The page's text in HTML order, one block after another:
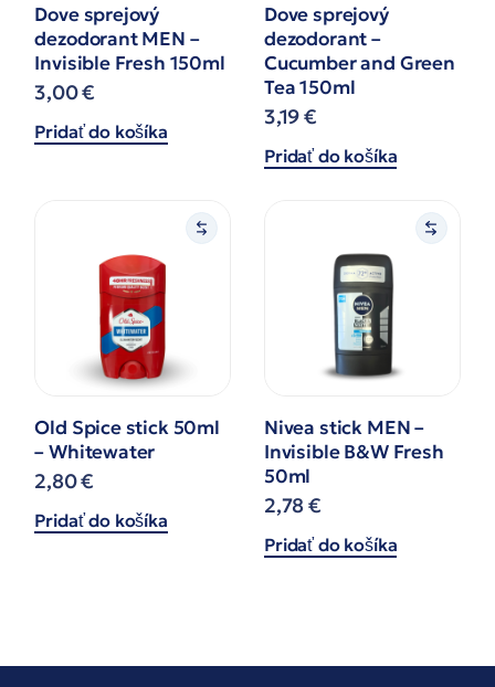
Dove sprejový
dezodorant MEN –
Invisible Fresh 150ml
3,00€
Pridať do košíka
Dove sprejový
dezodorant –
Cucumber and Green
Tea 150ml
3,19€
Pridať do košíka
Old Spice stick 50ml
– Whitewater
2,80€
Pridať do košíka
Nivea stick MEN –
Invisible B&W Fresh
50ml
2,78€
Pridať do košíka